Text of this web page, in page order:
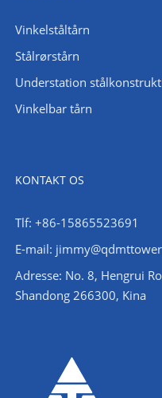
Vinkelståltårn
Stålrørstårn
Understation
Vinkelbar tårn
KONTAKT OS
Tlf: +86-15865523691
E-mail:
Adresse: No. 8, Hengrui
Shandong 266300, Kina